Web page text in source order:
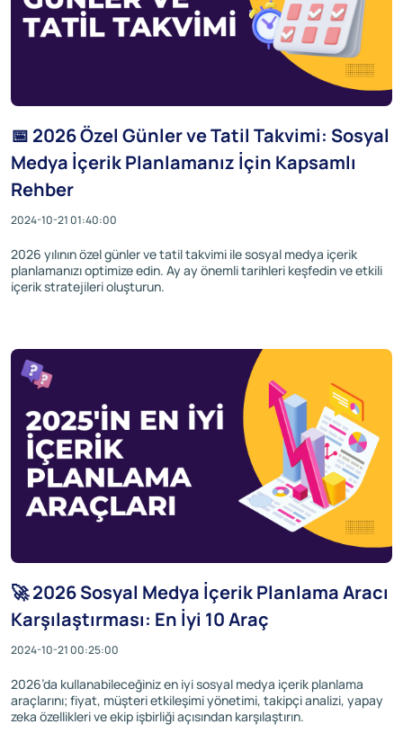
📅 2026 Özel Günler ve Tatil Takvimi: Sosyal
Medya İçerik Planlamanız İçin Kapsamlı
Rehber
2024-10-21 01:40:00
2026 yılının özel günler ve tatil takvimi ile sosyal medya içerik
planlamanızı optimize edin. Ay ay önemli tarihleri keşfedin ve etkili
içerik stratejileri oluşturun.
🚀 2026 Sosyal Medya İçerik Planlama Aracı
Karşılaştırması: En İyi 10 Araç
2024-10-21 00:25:00
2026’da kullanabileceğiniz en iyi sosyal medya içerik planlama
araçlarını; fiyat, müşteri etkileşimi yönetimi, takipçi analizi, yapay
zeka özellikleri ve ekip işbirliği açısından karşılaştırın.